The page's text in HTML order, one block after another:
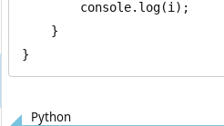
}
Python